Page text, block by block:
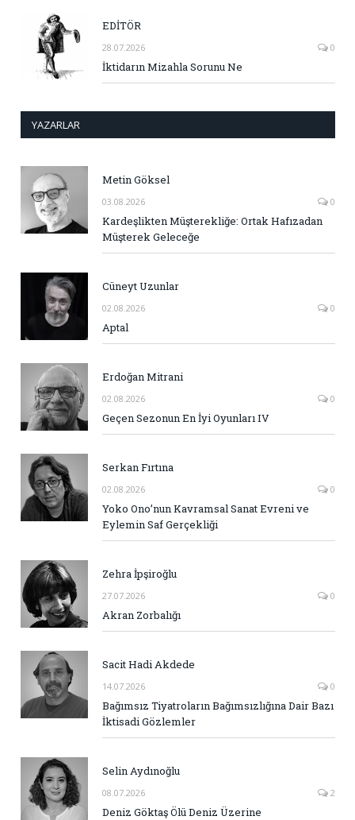
EDİTÖR
28.07.2026 0
İktidarın Mizahla Sorunu Ne
YAZARLAR
Metin Göksel
03.08.2026 0
Kardeşlikten Müşterekliğe: Ortak Hafızadan
Müşterek Geleceğe
Cüneyt Uzunlar
02.08.2026 0
Aptal
Erdoğan Mitrani
02.08.2026 0
Geçen Sezonun En İyi Oyunları IV
Serkan Fırtına
02.08.2026 0
Yoko Ono’nun Kavramsal Sanat Evreni ve
Eylemin Saf Gerçekliği
Zehra İpşiroğlu
27.07.2026 0
Akran Zorbalığı
Sacit Hadi Akdede
14.07.2026 0
Bağımsız Tiyatroların Bağımsızlığına Dair Bazı
İktisadi Gözlemler
Selin Aydınoğlu
08.07.2026 2
Deniz Göktaş Ölü Deniz Üzerine